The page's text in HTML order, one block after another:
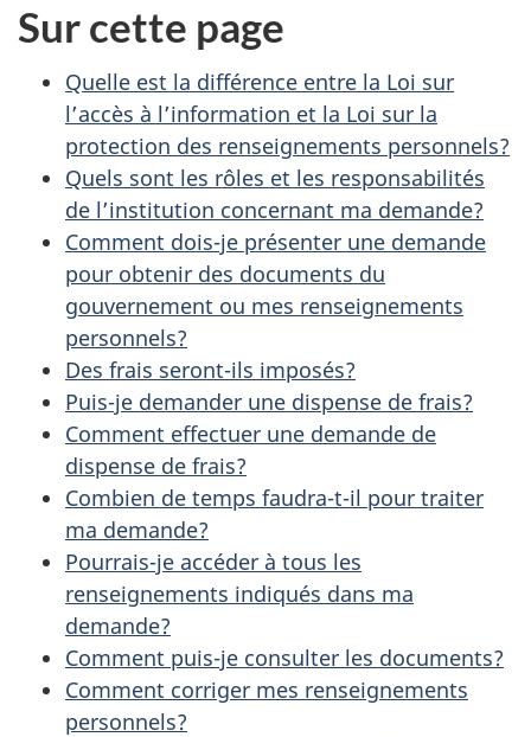
Sur cette page
Quelle est la différence entre la Loi sur
l’accès à l’information et la Loi sur la
protection des renseignements personnels?
Quels sont les rôles et les responsabilités
de l’institution concernant ma demande?
Comment dois-je présenter une demande
pour obtenir des documents du
gouvernement ou mes renseignements
personnels?
Des frais seront-ils imposés?
Puis-je demander une dispense de frais?
Comment effectuer une demande de
dispense de frais?
Combien de temps faudra-t-il pour traiter
ma demande?
Pourrais-je accéder à tous les
renseignements indiqués dans ma
demande?
Comment puis-je consulter les documents?
Comment corriger mes renseignements
personnels?